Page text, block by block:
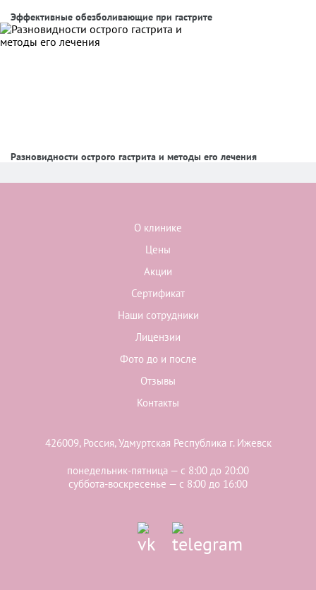
Эффективные обезболивающие при гастрите
Разновидности острого гастрита и методы его лечения
О клинике
Цены
Акции
Сертификат
Наши сотрудники
Лицензии
Фото до и после
Отзывы
Контакты
426009, Россия, Удмуртская Республика г. Ижевск
понедельник-пятница — с 8:00 до 20:00
суббота-воскресенье — с 8:00 до 16:00